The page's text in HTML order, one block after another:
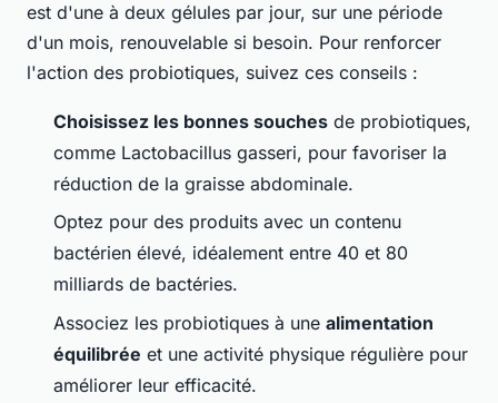
est d'une à deux gélules par jour, sur une période
d'un mois, renouvelable si besoin. Pour renforcer
l'action des probiotiques, suivez ces conseils :
Choisissez les bonnes souches de probiotiques,
comme Lactobacillus gasseri, pour favoriser la
réduction de la graisse abdominale.
Optez pour des produits avec un contenu
bactérien élevé, idéalement entre 40 et 80
milliards de bactéries.
Associez les probiotiques à une alimentation
équilibrée et une activité physique régulière pour
améliorer leur efficacité.